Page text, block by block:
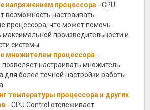
напряжением процессора - CPU
возможность настраивать
процессора, что может помочь
максимальной производительности и
системы.
множителем процессора -
настраивать множитель
для более точной настройки работы
температуры процессора и других
- CPU Control отслеживает